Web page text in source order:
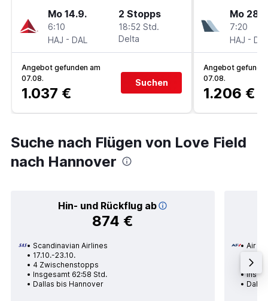
Mo 14.9.
6:10
HAJ - DAL
2 Stopps
18:52 Std.
Delta
Angebot gefunden am
07.08.
1.037 €
Suchen
Mo
7:20
HAJ -
Angebot
07.08.
1.206 €
Suche nach Flügen von Love Field
nach Hannover
Hin- und Rückflug ab
874 €
Scandinavian Airlines
17.10.-23.10.
4 Zwischenstopps
Insgesamt 62:58 Std.
Dallas bis Hannover
Air
2